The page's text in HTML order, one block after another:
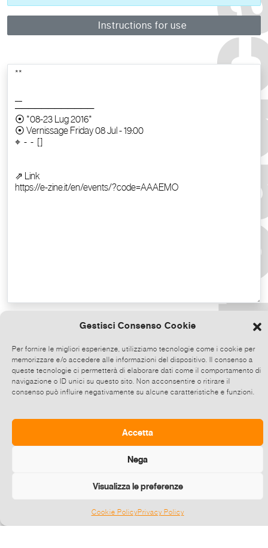
Gestisci Consenso Cookie
Per fornire le migliori esperienze, utilizziamo tecnologie come i cookie per
memorizzare e/o accedere alle informazioni del dispositivo. Il consenso a
queste tecnologie ci permetterà di elaborare dati come il comportamento di
navigazione o ID unici su questo sito. Non acconsentire o ritirare il
consenso può influire negativamente su alcune caratteristiche e funzioni.
Accetta
Nega
Visualizza le preferenze
Cookie PolicyPrivacy Policy
Instructions for use
Copy the text
Share on Whatsapp, click and then
choose up to 5 contacts at a time to share
this event.
Send